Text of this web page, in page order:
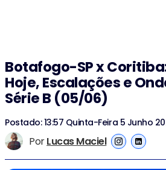
Botafogo-SP x
Hoje, Escalações e
Série B (05/06)
PorLucas Maciel
Postado: 13:57 Quinta-Feira 5 Junho